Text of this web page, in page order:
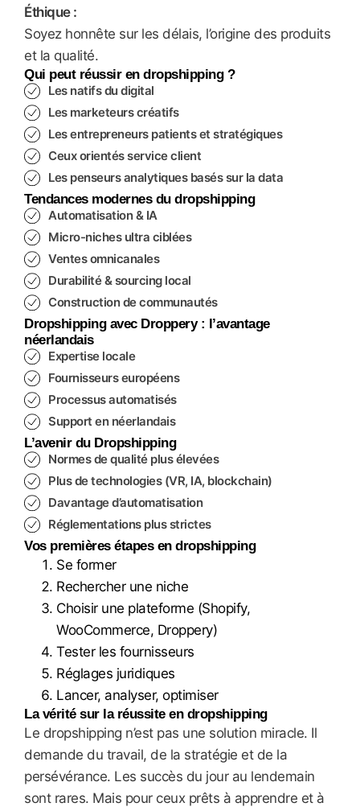
Éthique :
Soyez honnête sur les délais, l’origine des produits
et la qualité.
Qui peut réussir en dropshipping ?
Les natifs du digital
Les marketeurs créatifs
Les entrepreneurs patients et stratégiques
Ceux orientés service client
Les penseurs analytiques basés sur la data
Tendances modernes du dropshipping
Automatisation & IA
Micro-niches ultra ciblées
Ventes omnicanales
Durabilité & sourcing local
Construction de communautés
Dropshipping avec Droppery : l’avantage
néerlandais
Expertise locale
Fournisseurs européens
Processus automatisés
Support en néerlandais
L’avenir du Dropshipping
Normes de qualité plus élevées
Plus de technologies (VR, IA, blockchain)
Davantage d’automatisation
Réglementations plus strictes
Vos premières étapes en dropshipping
Se former
Rechercher une niche
Choisir une plateforme (Shopify,
WooCommerce, Droppery)
Tester les fournisseurs
Réglages juridiques
Lancer, analyser, optimiser
La vérité sur la réussite en dropshipping
Le dropshipping n’est pas une solution miracle. Il
demande du travail, de la stratégie et de la
persévérance. Les succès du jour au lendemain
sont rares. Mais pour ceux prêts à apprendre et à